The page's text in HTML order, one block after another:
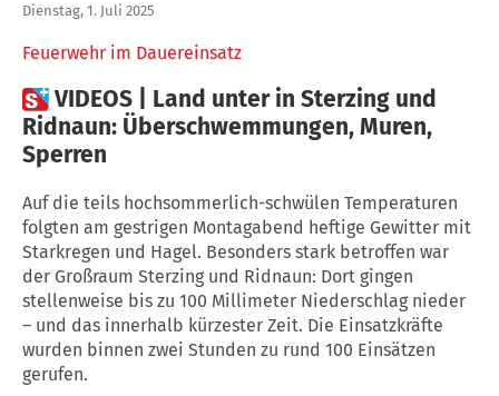
Feuerwehr im Dauereinsatz
Dienstag, 1. Juli 2025
VIDEOS | Land unter in Sterzing und
Ridnaun: Überschwemmungen, Muren,
Sperren
Auf die teils hochsommerlich-schwülen Temperaturen
folgten am gestrigen Montagabend heftige Gewitter mit
Starkregen und Hagel. Besonders stark betroffen war
der Großraum Sterzing und Ridnaun: Dort gingen
stellenweise bis zu 100 Millimeter Niederschlag nieder
– und das innerhalb kürzester Zeit. Die Einsatzkräfte
wurden binnen zwei Stunden zu rund 100 Einsätzen
gerufen.